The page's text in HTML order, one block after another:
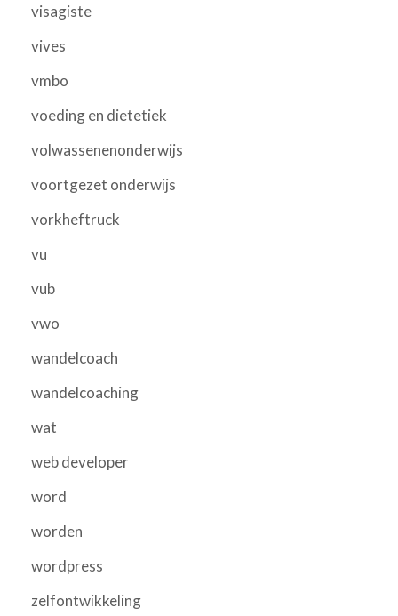
visagiste
vives
vmbo
voeding en dietetiek
volwassenenonderwijs
voortgezet onderwijs
vorkheftruck
vu
vub
vwo
wandelcoach
wandelcoaching
wat
web developer
word
worden
wordpress
zelfontwikkeling